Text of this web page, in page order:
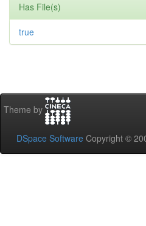
Has File(s)
true
Theme by
DSpace Software Copyright ©